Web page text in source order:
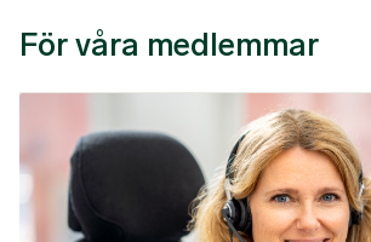
För våra medlemmar